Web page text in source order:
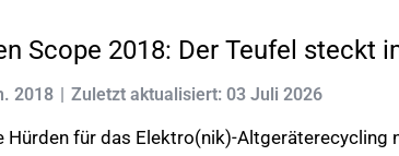
Scope 2018: Der Teufel steckt
2018 Zuletzt aktualisiert: 03 Juli 2026
Hürden für das Elektro(nik)-Altgeräterecycling